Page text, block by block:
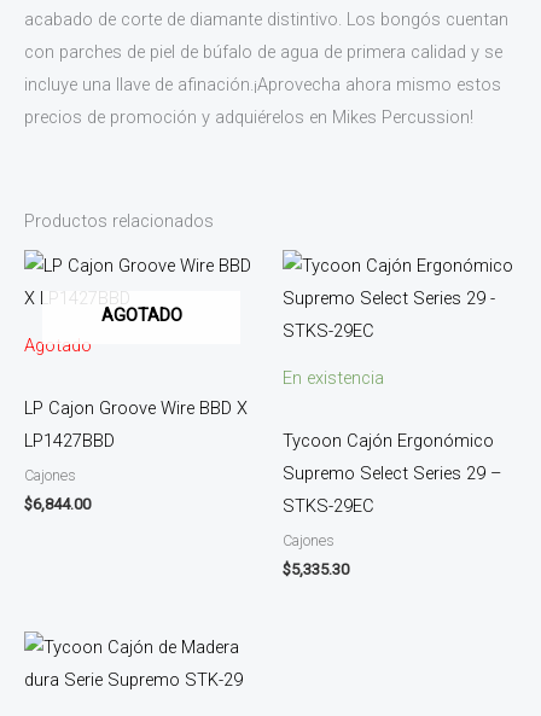
acabado de corte de diamante distintivo. Los bongós cuentan
con parches de piel de búfalo de agua de primera calidad y se
incluye una llave de afinación.¡Aprovecha ahora mismo estos
precios de promoción y adquiérelos en Mikes Percussion!
Productos relacionados
AGOTADO
Agotado
LP Cajon Groove Wire BBD X
LP1427BBD
Cajones
$6,844.00
En existencia
Tycoon Cajón Ergonómico
Supremo Select Series 29 –
STKS-29EC
Cajones
$5,335.30